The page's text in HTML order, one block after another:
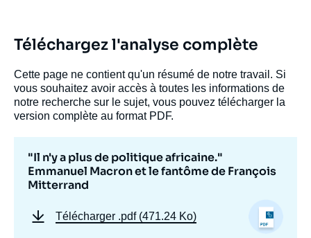
Téléchargez l'analyse complète
Cette page ne contient qu'un résumé de notre travail. Si
vous souhaitez avoir accès à toutes les informations de
notre recherche sur le sujet, vous pouvez télécharger la
version complète au format PDF.
"Il n'y a plus de politique africaine."
Emmanuel Macron et le fantôme de François
Mitterrand
Télécharger .pdf (471.24 Ko)